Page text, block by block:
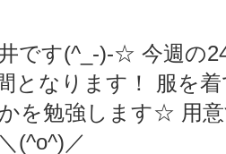
です(^_-)-☆ 今週の
となります！ 服を
を勉強します☆ 用
(^o^)／